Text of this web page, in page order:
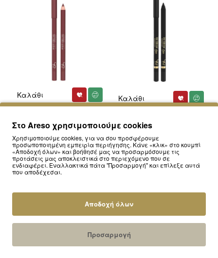
Golden Rose Tattoo Lipliner Precision
& Soft - Ανεξίτηλο Μολύβι Χειλιών –
#215 BURGUNDY
6.80€
Καλάθι
Golder Rose Tattoo Gel Eye Liner
6.80€
Καλάθι
Στο Areso χρησιμοποιούμε cookies
Χρησιμοποιούμε cookies, για να σου προσφέρουμε
προσωποποιημένη εμπειρία περιήγησης. Κάνε «κλικ» στο κουμπί
«Αποδοχή όλων» και βοήθησέ μας να προσαρμόσουμε τις
προτάσεις μας αποκλειστικά στο περιεχόμενο που σε
ενδιαφέρει. Εναλλακτικά πάτα "Προσαρμογή" και επίλεξε αυτά
που αποδέχεσαι.
Αποδοχή όλων
Προσαρμογή